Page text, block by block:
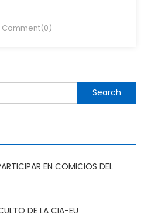
Comment(0)
EN COMICIOS DEL
DE LA CIA-EU